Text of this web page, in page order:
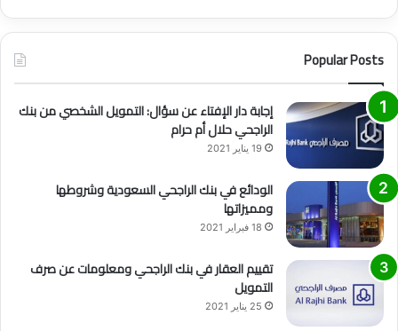
Popular Posts
إجابة دار الإفتاء عن سؤال: التمويل الشخصي من بنك
الراجحي حلال أم حرام
19 يناير 2021
الودائع في بنك الراجحي السعودية وشروطها
ومميزاتها
18 فبراير 2021
تقييم العقار في بنك الراجحي ومعلومات عن صرف
التمويل
25 يناير 2021